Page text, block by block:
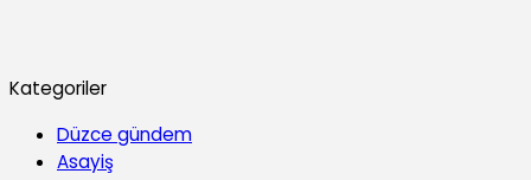
Kategoriler
Düzce gündem
Asayiş